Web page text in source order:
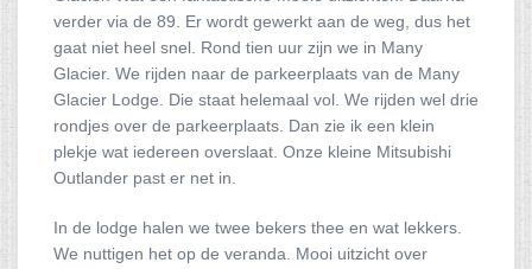
verder via de 89. Er wordt gewerkt aan de weg, dus het
gaat niet heel snel. Rond tien uur zijn we in Many
Glacier. We rijden naar de parkeerplaats van de Many
Glacier Lodge. Die staat helemaal vol. We rijden wel drie
rondjes over de parkeerplaats. Dan zie ik een klein
plekje wat iedereen overslaat. Onze kleine Mitsubishi
Outlander past er net in.
In de lodge halen we twee bekers thee en wat lekkers.
We nuttigen het op de veranda. Mooi uitzicht over